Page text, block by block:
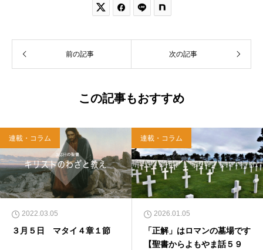
 
前の記事 次の記事
この記事もおすすめ
連載・コラム
2022.03.05
３月５日 マタイ４章１節
連載・コラム
2026.01.05
「正解」はロマンの墓場です
【聖書からよもやま話５９